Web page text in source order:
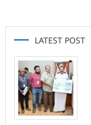
LATEST POST